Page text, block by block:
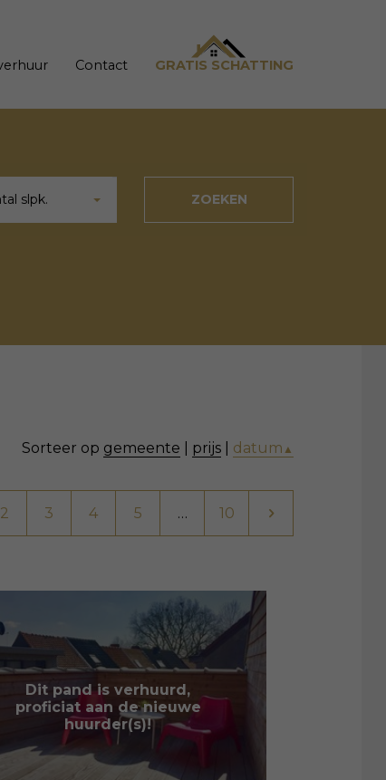
Contact GRATIS SCHATTING
slpk. ZOEKEN
Sorteer op gemeente prijs datum ▲
2 3 4 5 … 10
Dit pand is verhuurd,
proficiat aan de nieuwe
huurder(s)!